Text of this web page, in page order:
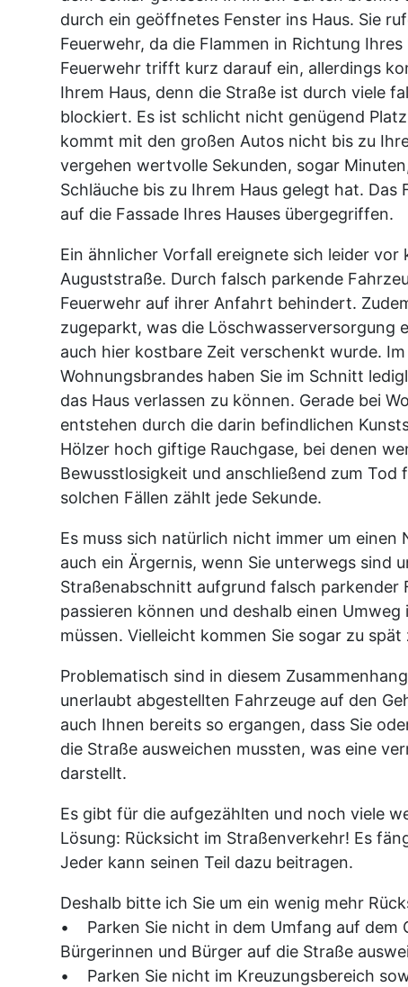
durch ein geöffnetes Fenster ins Haus. Sie
Feuerwehr, da die Flammen in Richtung
Feuerwehr trifft kurz darauf ein, allerdings
Ihrem Haus, denn die Straße ist durch viele
blockiert. Es ist schlicht nicht genügend
kommt mit den großen Autos nicht bis zu
vergehen wertvolle Sekunden, sogar
Schläuche bis zu Ihrem Haus gelegt hat. Das
auf die Fassade Ihres Hauses übergegriffen.
Ein ähnlicher Vorfall ereignete sich leider vor
Auguststraße. Durch falsch parkende
Feuerwehr auf ihrer Anfahrt behindert.
zugeparkt, was die Löschwasserversorgung
auch hier kostbare Zeit verschenkt wurde. Im
Wohnungsbrandes haben Sie im Schnitt
das Haus verlassen zu können. Gerade bei
entstehen durch die darin befindlichen
Hölzer hoch giftige Rauchgase, bei denen
Bewusstlosigkeit und anschließend zum Tod
solchen Fällen zählt jede Sekunde.
Es muss sich natürlich nicht immer um einen
auch ein Ärgernis, wenn Sie unterwegs sind
Straßenabschnitt aufgrund falsch parkender
passieren können und deshalb einen Umweg
müssen. Vielleicht kommen Sie sogar zu spät
Problematisch sind in diesem
unerlaubt abgestellten Fahrzeuge auf den
auch Ihnen bereits so ergangen, dass Sie
die Straße ausweichen mussten, was eine
darstellt.
Es gibt für die aufgezählten und noch viele
Lösung: Rücksicht im Straßenverkehr! Es
Jeder kann seinen Teil dazu beitragen.
Deshalb bitte ich Sie um ein wenig mehr
• Parken Sie nicht in dem Umfang auf dem
Bürgerinnen und Bürger auf die Straße
• Parken Sie nicht im Kreuzungsbereich